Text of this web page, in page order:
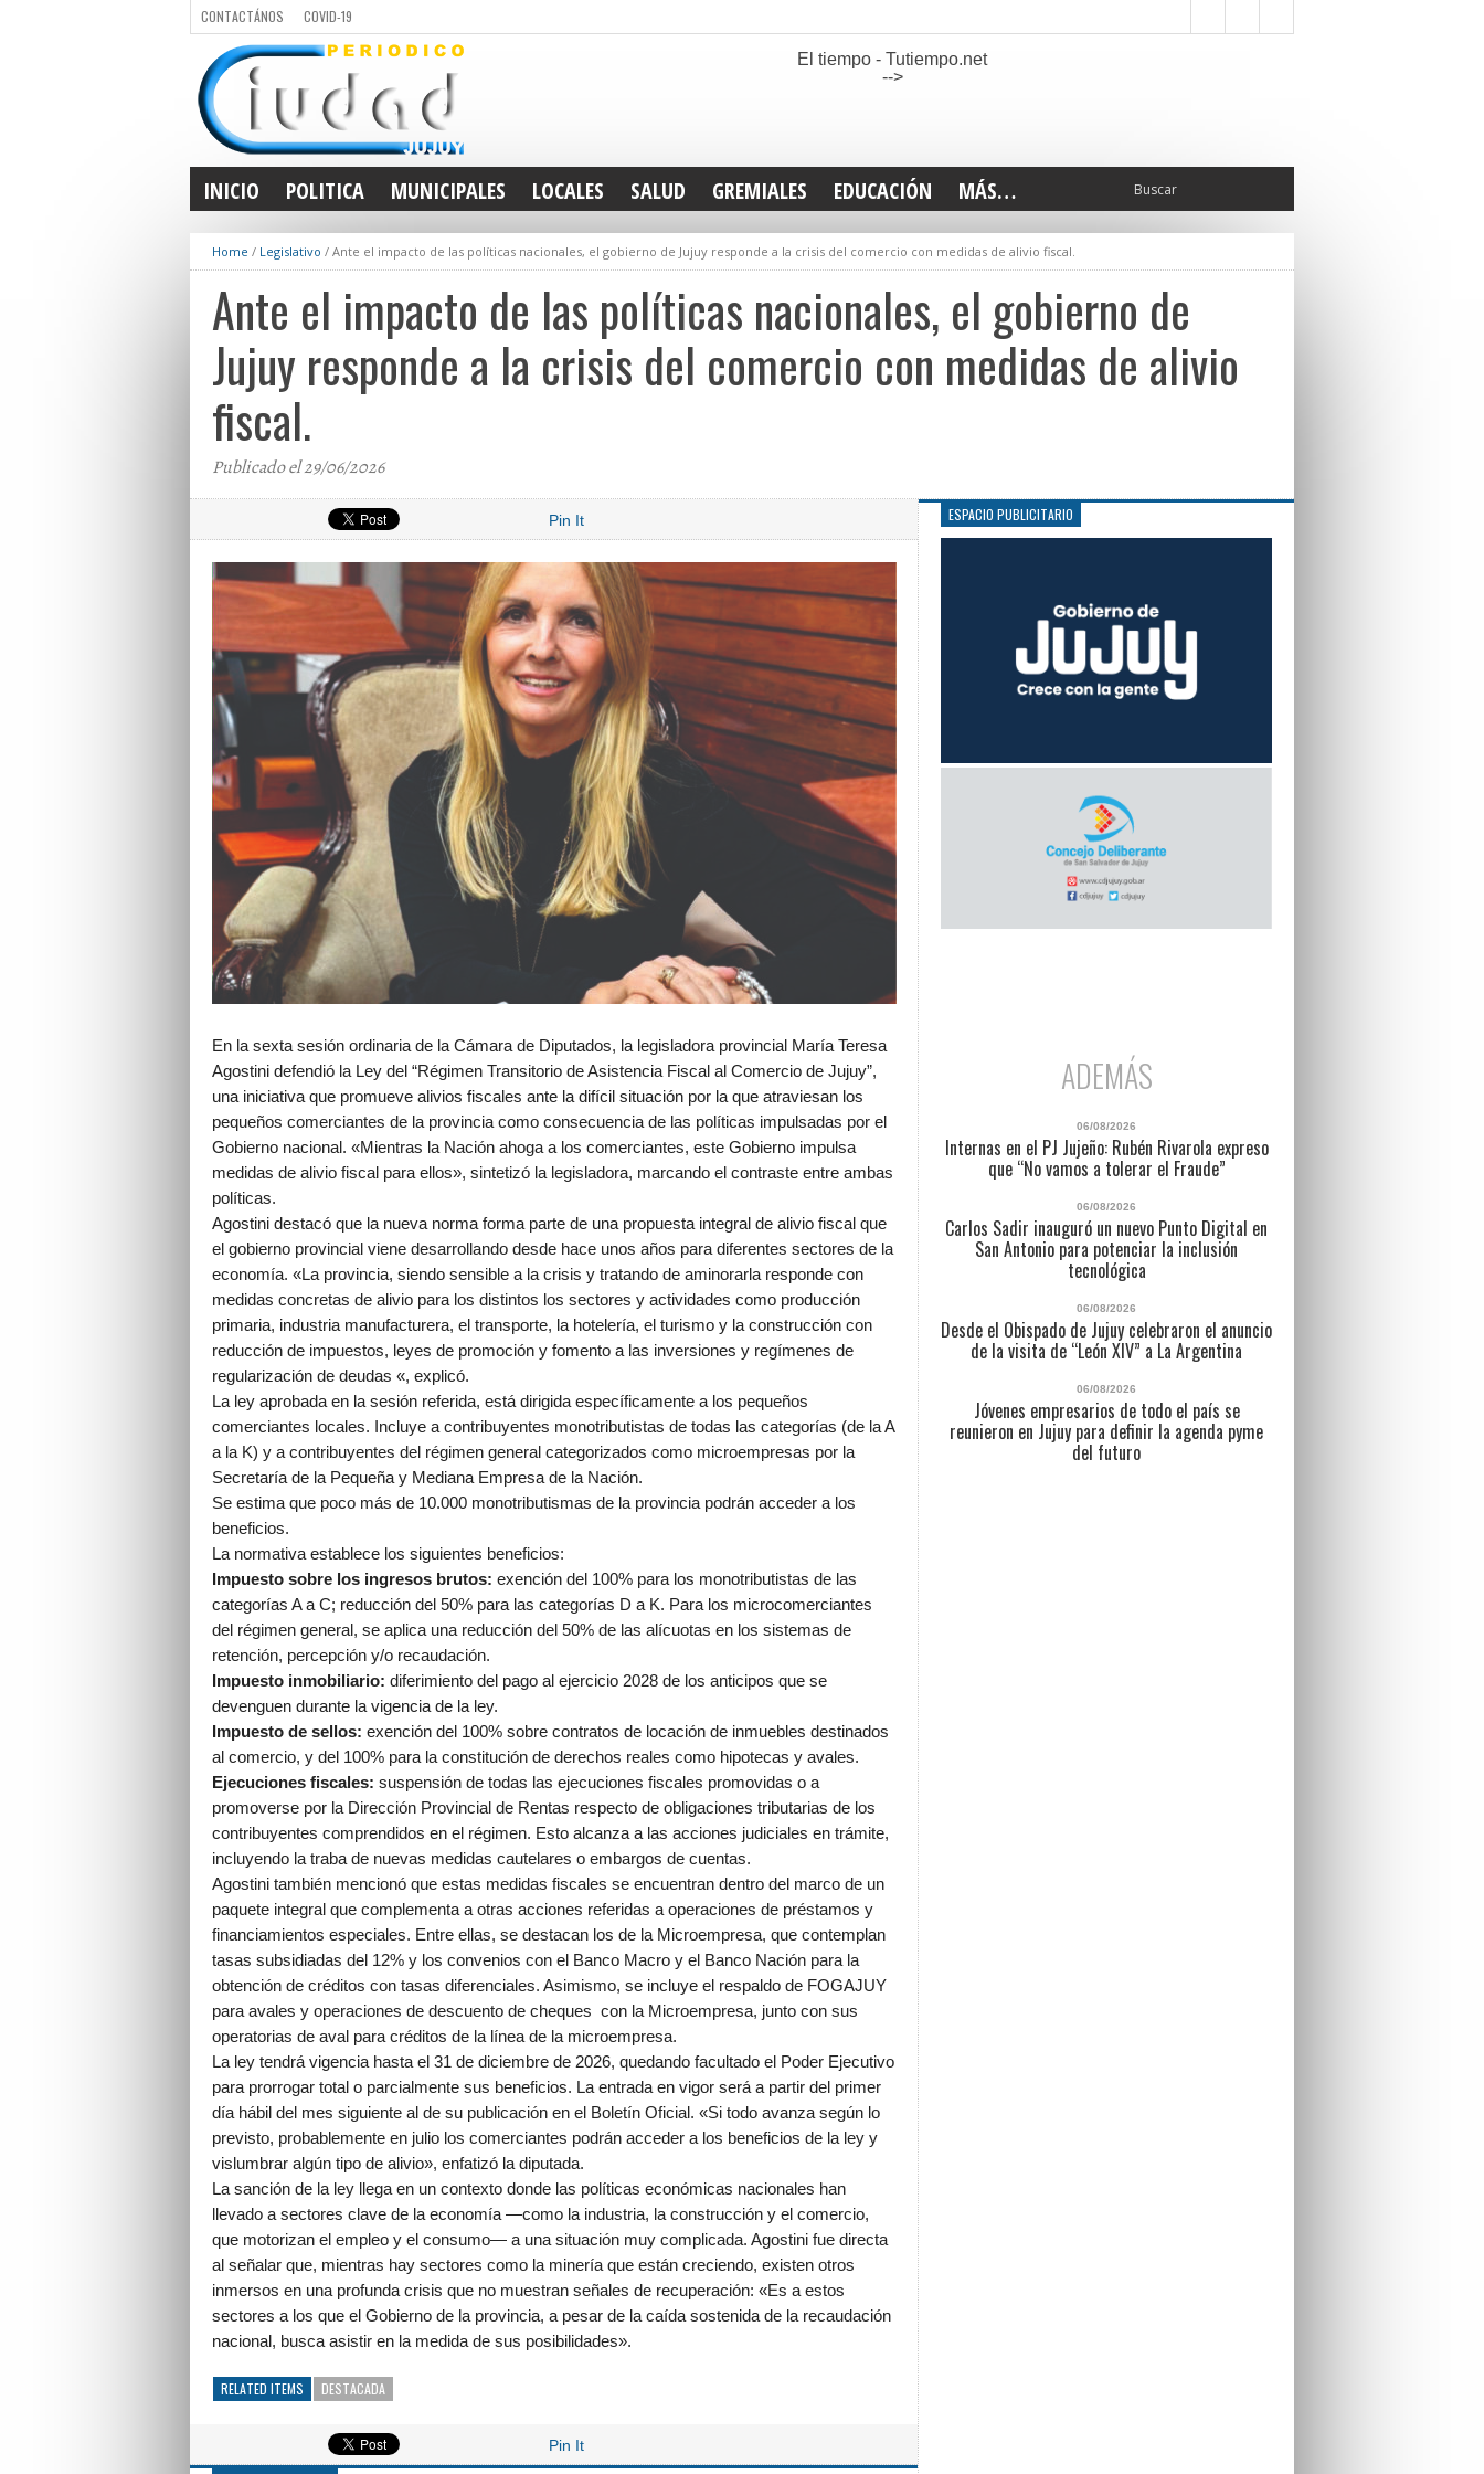
CONTACTÁNOS COVID-19
El tiempo - Tutiempo.net
-->
INICIO POLITICA MUNICIPALES LOCALES SALUD GREMIALES EDUCACIÓN MÁS…
INTERIOR
DEPORTES
ELECCIONES 2025
LEGISLATIVO
TURISMO
CULTURA
Home / Legislativo / Ante el impacto de las políticas nacionales, el gobierno de Jujuy responde a la crisis del comercio con medidas de alivio fiscal.
Ante el impacto de las políticas nacionales, el gobierno de
Jujuy responde a la crisis del comercio con medidas de alivio
fiscal.
Publicado el 29/06/2026
Pin It
En la sexta sesión ordinaria de la Cámara de Diputados, la legisladora provincial María Teresa
Agostini defendió la Ley del “Régimen Transitorio de Asistencia Fiscal al Comercio de Jujuy”,
una iniciativa que promueve alivios fiscales ante la difícil situación por la que atraviesan los
pequeños comerciantes de la provincia como consecuencia de las políticas impulsadas por el
Gobierno nacional. «Mientras la Nación ahoga a los comerciantes, este Gobierno impulsa
medidas de alivio fiscal para ellos», sintetizó la legisladora, marcando el contraste entre ambas
políticas.
Agostini destacó que la nueva norma forma parte de una propuesta integral de alivio fiscal que
el gobierno provincial viene desarrollando desde hace unos años para diferentes sectores de la
economía. «La provincia, siendo sensible a la crisis y tratando de aminorarla responde con
medidas concretas de alivio para los distintos los sectores y actividades como producción
primaria, industria manufacturera, el transporte, la hotelería, el turismo y la construcción con
reducción de impuestos, leyes de promoción y fomento a las inversiones y regímenes de
regularización de deudas «, explicó.
La ley aprobada en la sesión referida, está dirigida específicamente a los pequeños
comerciantes locales. Incluye a contribuyentes monotributistas de todas las categorías (de la A
a la K) y a contribuyentes del régimen general categorizados como microempresas por la
Secretaría de la Pequeña y Mediana Empresa de la Nación.
Se estima que poco más de 10.000 monotributismas de la provincia podrán acceder a los
beneficios.
La normativa establece los siguientes beneficios:
Impuesto sobre los ingresos brutos: exención del 100% para los monotributistas de las
categorías A a C; reducción del 50% para las categorías D a K. Para los microcomerciantes
del régimen general, se aplica una reducción del 50% de las alícuotas en los sistemas de
retención, percepción y/o recaudación.
Impuesto inmobiliario: diferimiento del pago al ejercicio 2028 de los anticipos que se
devenguen durante la vigencia de la ley.
Impuesto de sellos: exención del 100% sobre contratos de locación de inmuebles destinados
al comercio, y del 100% para la constitución de derechos reales como hipotecas y avales.
Ejecuciones fiscales: suspensión de todas las ejecuciones fiscales promovidas o a
promoverse por la Dirección Provincial de Rentas respecto de obligaciones tributarias de los
contribuyentes comprendidos en el régimen. Esto alcanza a las acciones judiciales en trámite,
incluyendo la traba de nuevas medidas cautelares o embargos de cuentas.
Agostini también mencionó que estas medidas fiscales se encuentran dentro del marco de un
paquete integral que complementa a otras acciones referidas a operaciones de préstamos y
financiamientos especiales. Entre ellas, se destacan los de la Microempresa, que contemplan
tasas subsidiadas del 12% y los convenios con el Banco Macro y el Banco Nación para la
obtención de créditos con tasas diferenciales. Asimismo, se incluye el respaldo de FOGAJUY
para avales y operaciones de descuento de cheques con la Microempresa, junto con sus
operatorias de aval para créditos de la línea de la microempresa.
La ley tendrá vigencia hasta el 31 de diciembre de 2026, quedando facultado el Poder Ejecutivo
para prorrogar total o parcialmente sus beneficios. La entrada en vigor será a partir del primer
día hábil del mes siguiente al de su publicación en el Boletín Oficial. «Si todo avanza según lo
previsto, probablemente en julio los comerciantes podrán acceder a los beneficios de la ley y
vislumbrar algún tipo de alivio», enfatizó la diputada.
La sanción de la ley llega en un contexto donde las políticas económicas nacionales han
llevado a sectores clave de la economía —como la industria, la construcción y el comercio,
que motorizan el empleo y el consumo— a una situación muy complicada. Agostini fue directa
al señalar que, mientras hay sectores como la minería que están creciendo, existen otros
inmersos en una profunda crisis que no muestran señales de recuperación: «Es a estos
sectores a los que el Gobierno de la provincia, a pesar de la caída sostenida de la recaudación
nacional, busca asistir en la medida de sus posibilidades».
RELATED ITEMS DESTACADA
Pin It
ESPACIO PUBLICITARIO
ADEMÁS
06/08/2026
Internas en el PJ Jujeño: Rubén Rivarola expreso
que “No vamos a tolerar el Fraude”
06/08/2026
Carlos Sadir inauguró un nuevo Punto Digital en
San Antonio para potenciar la inclusión
tecnológica
06/08/2026
Desde el Obispado de Jujuy celebraron el anuncio
de la visita de “León XIV” a La Argentina
06/08/2026
Jóvenes empresarios de todo el país se
reunieron en Jujuy para definir la agenda pyme
del futuro